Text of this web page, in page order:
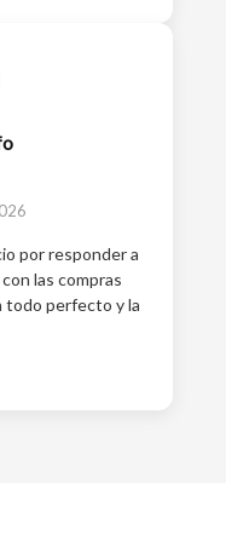
por responder a
las compras
todo perfecto y la